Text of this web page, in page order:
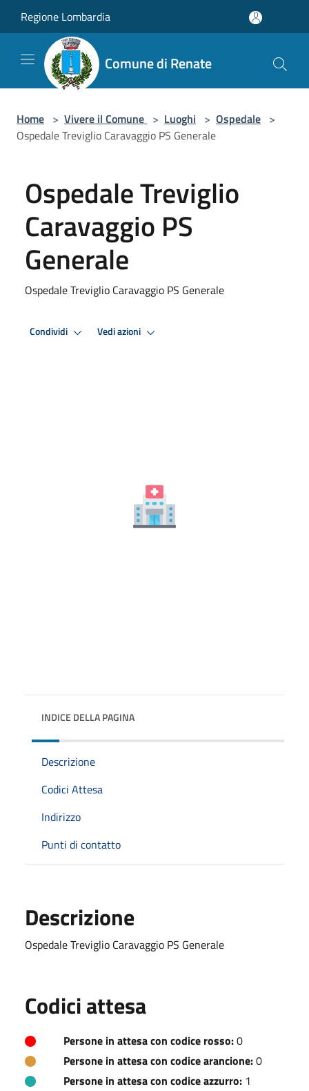
Regione Lombardia
Comune di Renate
Home > Vivere il Comune > Luoghi > Ospedale >
Ospedale Treviglio Caravaggio PS Generale
Ospedale Treviglio
Caravaggio PS
Generale
Ospedale Treviglio Caravaggio PS Generale
Condividi Vedi azioni
INDICE DELLA PAGINA
Descrizione
Codici Attesa
Indirizzo
Punti di contatto
Descrizione
Ospedale Treviglio Caravaggio PS Generale
Codici attesa
Persone in attesa con codice rosso:0
Persone in attesa con codice arancione:0
Persone in attesa con codice azzurro: 1